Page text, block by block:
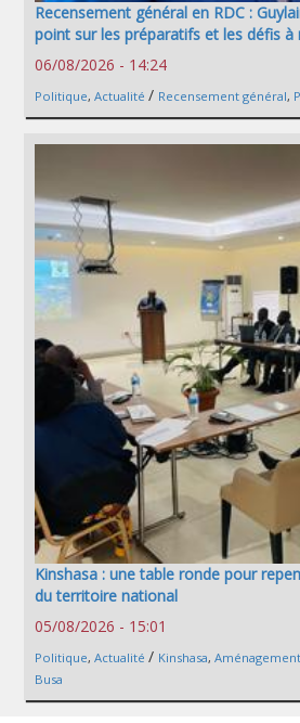
Recensement général en RDC :
point sur les préparatifs et les défis à
06/08/2026 - 14:24
Politique, Actualité / Recensement général,
Kinshasa : une table ronde pour
du territoire national
05/08/2026 - 15:01
Politique, Actualité / Kinshasa,
Busa